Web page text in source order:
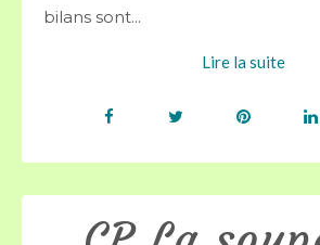
bilans sont...
Lire la suite